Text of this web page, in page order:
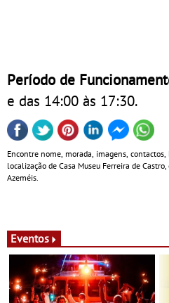
Período de
e das 14:00 às 17:30.
Encontre nome, morada, imagens,
localização de Casa Museu Ferreira de
Azeméis.
Eventos